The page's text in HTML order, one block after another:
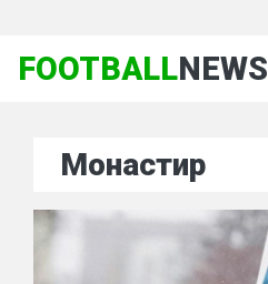
FOOTBALLNEWS
Монастир